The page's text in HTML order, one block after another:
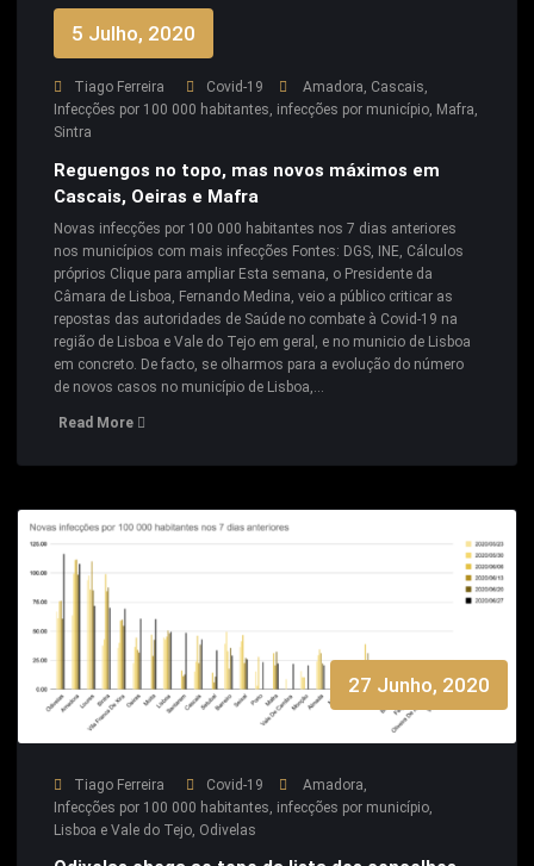
5 Julho, 2020
Tiago Ferreira Covid-19 Amadora, Cascais,
Infecções por 100 000 habitantes, infecções por município, Mafra,
Sintra
Reguengos no topo, mas novos máximos em
Cascais, Oeiras e Mafra
Novas infecções por 100 000 habitantes nos 7 dias anteriores
nos municípios com mais infecções Fontes: DGS, INE, Cálculos
próprios Clique para ampliar Esta semana, o Presidente da
Câmara de Lisboa, Fernando Medina, veio a público criticar as
repostas das autoridades de Saúde no combate à Covid-19 na
região de Lisboa e Vale do Tejo em geral, e no municio de Lisboa
em concreto. De facto, se olharmos para a evolução do número
de novos casos no município de Lisboa,…
Read More
27 Junho, 2020
Tiago Ferreira Covid-19 Amadora
Infecções por 100 000 habitantes infecções por município
Lisboa e Vale do Tejo Odivelas